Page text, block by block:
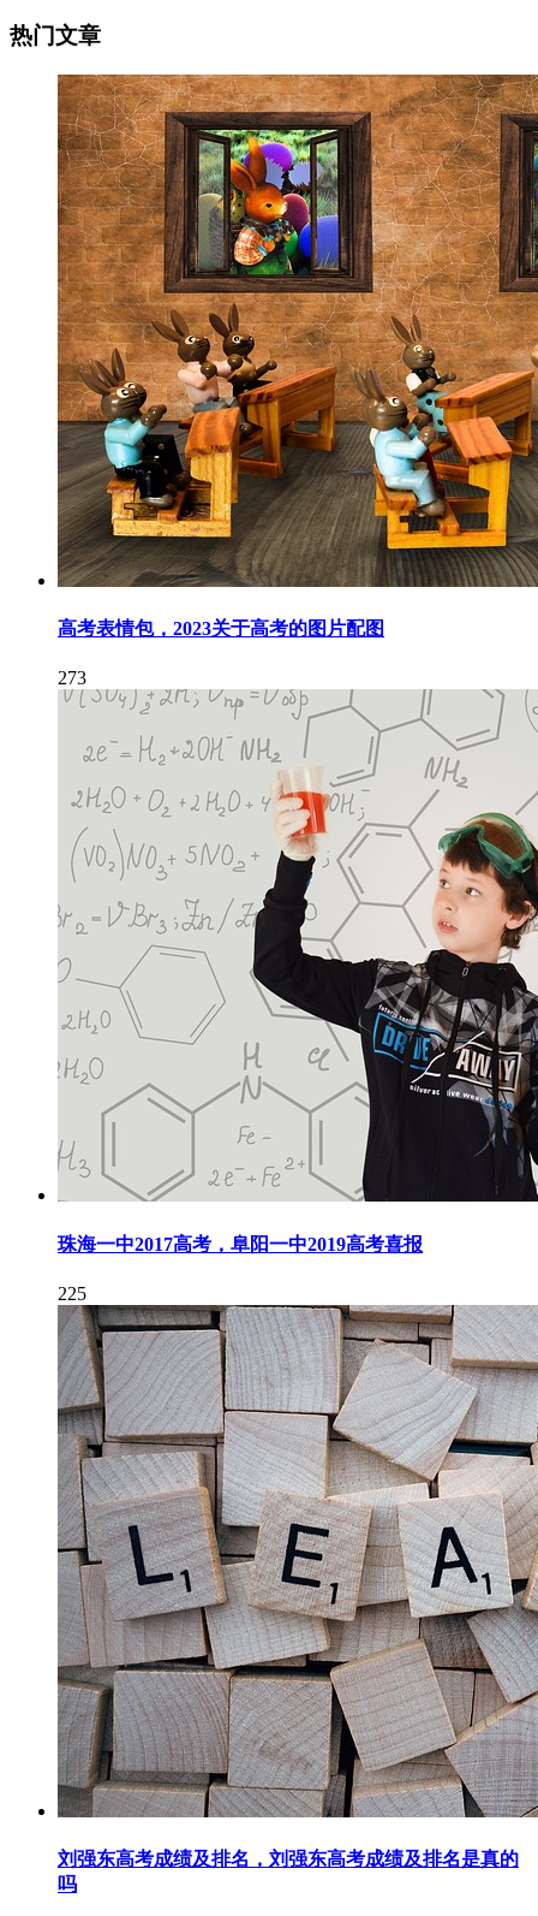
热门文章
高考表情包，2023关于高考的图片配图
273
珠海一中2017高考，阜阳一中2019高考喜报
225
刘强东高考成绩及排名，刘强东高考成绩及排名是真的
吗